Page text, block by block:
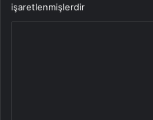
işaretlenmişlerdir